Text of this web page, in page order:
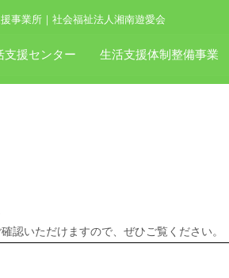
事業所｜社会福祉法人湘南遊愛会
支援センター 生活支援体制整備事業
認いただけますので、ぜひご覧ください。